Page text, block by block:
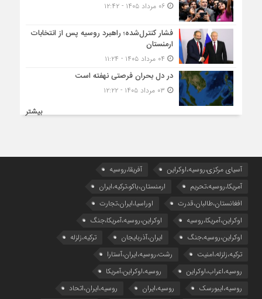
۰۶ مرداد ۱۴۰۵ - ۱۲:۴۲
فشار کنترل‌شده؛ راهبرد روسیه پس از انتخابات
ارمنستان
در دل بحران فرصتی نهفته است
بیشتر
آسیای مرکزی،روسیه،اوکراین
آفریقا،روسیه
آمریکا،روسیه،تحریم
ارمنستان،باکو،ترکیه،ایران
افغانستان،طالبان،قدرت
اوراسیا،ایران،تجارت
اوکراین،آمریکا،روسیه
اوکراین،روسیه،آمریکا،جنگ
اوکراین،روسیه،جنگ
ایران،آذربایجان
ترکیه،زلزله
ترکیه،زلزله،امنیت
رشت،روسیه،ایران،آستارا
روسیه،اعراب،اوکراین
روسیه،اوکراین،آمریکا
روسیه،ایبورسک
روسیه،ایران
روسیه،ایران،اتحاد